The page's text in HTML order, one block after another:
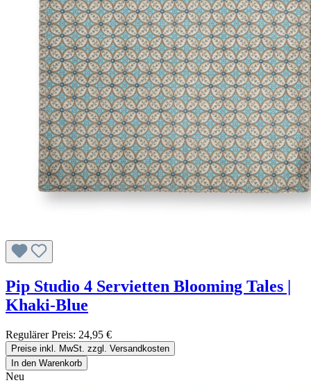
Pip Studio 4 Servietten Blooming Tales |
Khaki-Blue
Regulärer Preis: 24,95 €
Preise inkl. MwSt. zzgl. Versandkosten
In den Warenkorb
Neu